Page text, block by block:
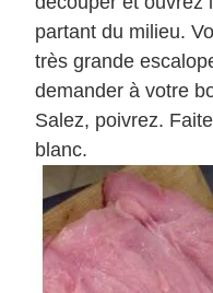
partant du milieu.
très grande
demander à votre
Salez, poivrez.
blanc.